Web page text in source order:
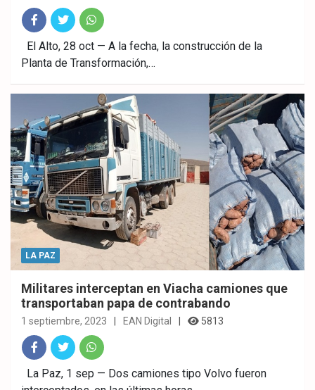
Fac
ebo
ok
Twitt
er
What
sAp
p
El Alto, 28 oct — A la fecha, la construcción de la
Planta de Transformación,…
LA PAZ
Militares interceptan en Viacha camiones que
transportaban papa de contrabando
1 septiembre, 2023 EAN Digital 5813
Fac
Twitt
What
La Paz, 1 sep — Dos camiones tipo Volvo fueron